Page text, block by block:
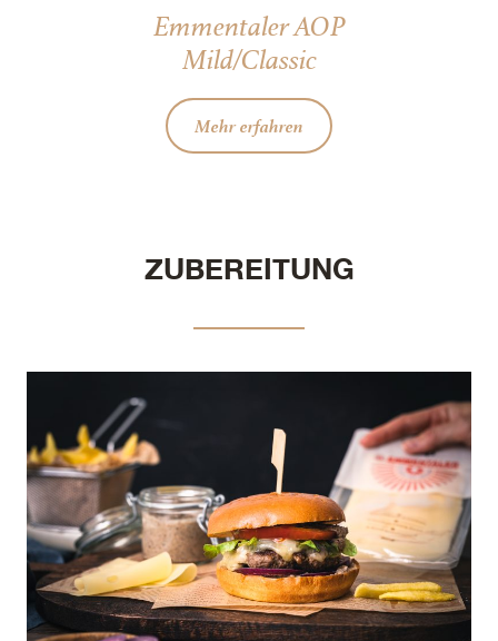
Emmentaler AOP
Mild/Classic
Mehr erfahren
ZUBEREITUNG